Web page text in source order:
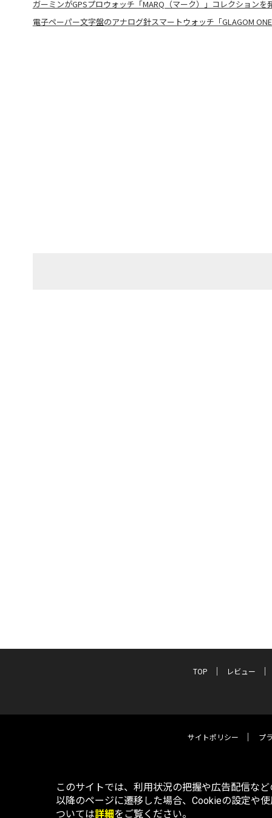
ガーミンがGPSプロウォッチ「MARQ（マーク）」コレクションを
電子ペーパー文字盤のアナログ針スマートウォッチ「GLAGOM ONE
TOP レビュー
サイトポリシー プ
このサイトでは、利用状況の把握や広告配信な
以降のページに遷移した場合、Cookieの設定や
ついては詳細をご覧ください。